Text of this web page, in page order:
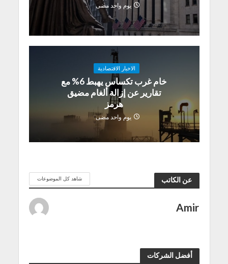
يوم واحد مضى
الاخبار الاقتصادية
خام غرب تكساس يهبط 6% مع
تقارير عن إزالة ألغام مضيق
هرمز
يوم واحد مضى
عن الكاتب شاهد كل الموضوعات
Amir
أفضل الشركات